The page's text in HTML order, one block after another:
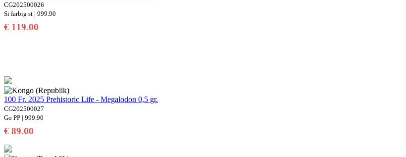
CG202500026
Si farbig st | 999.90
€ 119.00
100 Fr. 2025 Prehistoric Life - Megalodon 0,5 gr.
CG202500027
Go PP | 999.90
€ 89.00